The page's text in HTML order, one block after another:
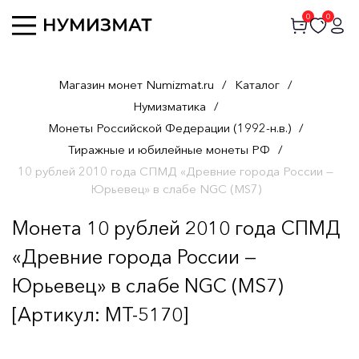
0 0
Магазин монет Numizmat.ru / Каталог /
Нумизматика /
Монеты Российской Федерации (1992-н.в.) /
Тиражные и юбилейные монеты РФ /
10 рублей 2010 года СПМД «Древние города России —
Юрьевец» в слабе NGC (MS7)
Монета 10 рублей 2010 года СПМД
«Древние города России —
Юрьевец» в слабе NGC (MS7)
[Артикул: MT-5170]